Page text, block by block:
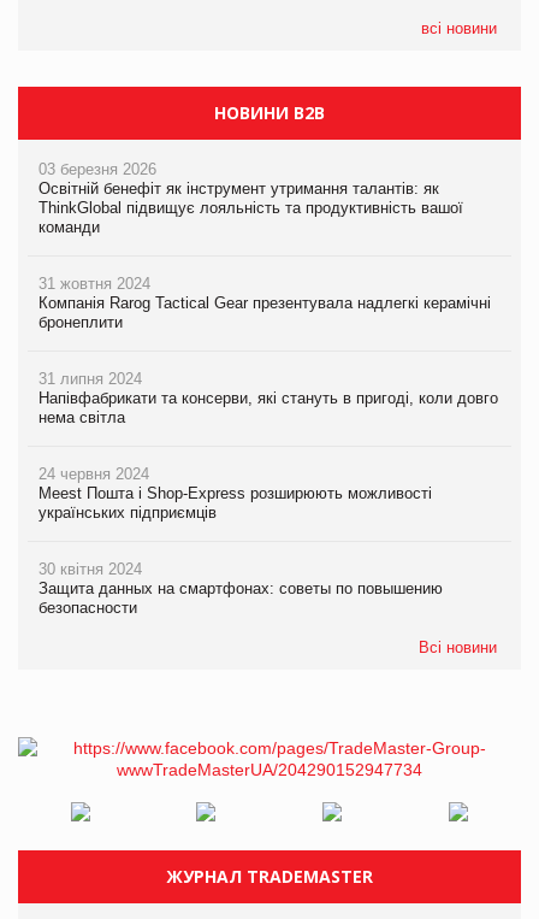
всі новини
НОВИНИ B2B
03 березня 2026
Освітній бенефіт як інструмент утримання талантів: як
ThinkGlobal підвищує лояльність та продуктивність вашої
команди
31 жовтня 2024
Компанія Rarog Tactical Gear презентувала надлегкі керамічні
бронеплити
31 липня 2024
Напівфабрикати та консерви, які стануть в пригоді, коли довго
нема світла
24 червня 2024
Meest Пошта і Shop-Express розширюють можливості
українських підприємців
30 квітня 2024
Защита данных на смартфонах: советы по повышению
безопасности
Всі новини
ЖУРНАЛ TRADEMASTER